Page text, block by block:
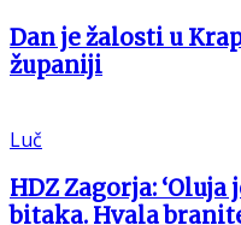
Dan je žalosti u
županiji
Luč
HDZ Zagorja:
bitaka. Hvala